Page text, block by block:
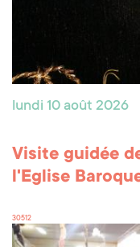
lundi 10 août 2026
Visite guidée
l'Eglise
30512